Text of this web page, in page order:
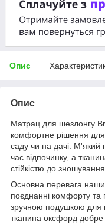
Опис
Опис
Матрац для шезлонгу
комфортне рішення для
саду чи на дачі. М'який
час відпочинку, а
стійкістю до
Основна перевага
поєднанні комфорту та
зручною подушкою для
тканина оксфорд добре